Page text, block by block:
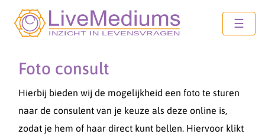
☰
Foto consult
Hierbij bieden wij de mogelijkheid een foto te sturen
naar de consulent van je keuze als deze online is,
zodat je hem of haar direct kunt bellen. Hiervoor klikt